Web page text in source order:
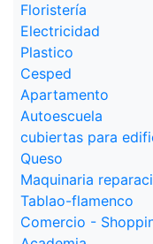
Floristería
Electricidad
Plastico
Cesped
Apartamento
Autoescuela
cubiertas para
Queso
Maquinaria
Tablao-flamenco
Comercio -